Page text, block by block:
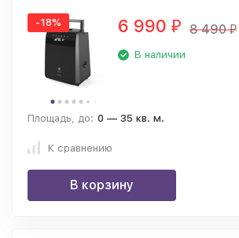
-18% 6 990 ₽ 8 490 ₽
В наличии
Площадь, до: 0 — 35 кв. м.
К сравнению
В корзину